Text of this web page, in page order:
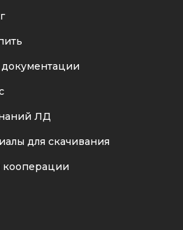
ЛД
для скачивания
кооперации